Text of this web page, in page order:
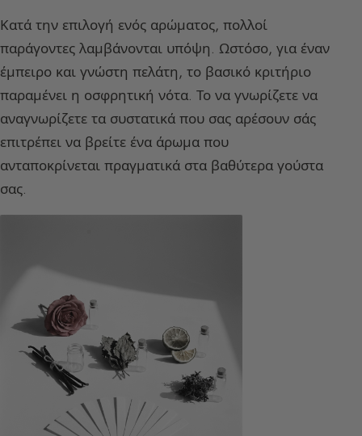
Κατά την επιλογή ενός αρώματος, πολλοί
παράγοντες λαμβάνονται υπόψη. Ωστόσο, για έναν
έμπειρο και γνώστη πελάτη, το βασικό κριτήριο
παραμένει η οσφρητική νότα. Το να γνωρίζετε να
αναγνωρίζετε τα συστατικά που σας αρέσουν σάς
επιτρέπει να βρείτε ένα άρωμα που
ανταποκρίνεται πραγματικά στα βαθύτερα γούστα
σας.